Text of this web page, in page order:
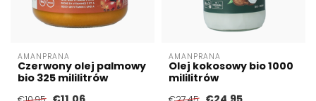
AMANPRANA
Czerwony olej palmowy
bio 325 mililitrów
AMANPRANA
Olej kokosowy bio 1000
mililitrów